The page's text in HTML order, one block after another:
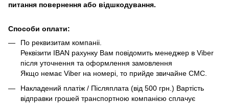
питання повернення або відшкодування.
Способи оплати:
По реквизитам компаніі.
Реквізити IBAN рахунку Вам повідомить менеджер в Viber
після уточнення та оформлення замовлення
Якщо немає Viber на номері, то прийде звичайне СМС.
Накладений платіж / Післяплата (від 500 грн.) Вартість
відправки грошей транспортною компанією сплачує